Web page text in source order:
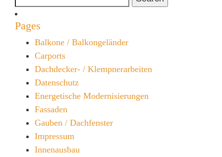
for:
Pages
Balkone / Balkongeländer
Carports
Dachdecker- / Klempnerarbeiten
Datenschutz
Energetische Modernisierungen
Fassaden
Gauben / Dachfenster
Impressum
Innenausbau